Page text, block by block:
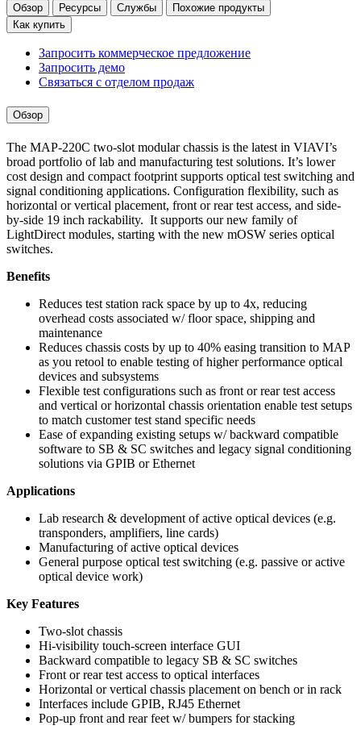
Обзор Ресурсы Службы
Похожие продукты
Как купить
Запросить коммерческое предложение
Запросить демо
Связаться с отделом продаж
Обзор
​The MAP-220C two-slot modular chassis is the latest in VIAVI’s
broad portfolio of lab and manufacturing test solutions. It’s lower
cost design and compact footprint supports optical test switching and
signal conditioning applications. Configuration flexibility, such as
horizontal or vertical placement, front or rear test access, and side-
by-side 19 inch rackability. It supports our new family of
LightDirect modules, starting with the new mOSW series optical
switches.
Benefits
Reduces test station rack space by up to 4x, reducing
overhead costs associated w/ floor space, shipping and
maintenance
Reduces chassis costs by up to 40% easing transition to MAP
as you retool to enable testing of higher performance optical
devices and subsystems
Flexible test configurations such as front or rear test access
and vertical or horizontal chassis orientation enable test setups
to match customer test stand specific needs
Ease of expanding existing setups w/ backward compatible
software to SB & SC switches and legacy signal conditioning
solutions via GPIB or Ethernet
Applications
Lab research & development of active optical devices (e.g.
transponders, amplifiers, line cards)
Manufacturing of active optical devices
General purpose optical test switching (e.g. passive or active
optical device work)
Key Features
Two-slot chassis
Hi-visibility touch-screen interface GUI
Backward compatible to legacy SB & SC switches
Front or rear test access to optical interfaces
Horizontal or vertical chassis placement on bench or in rack
Interfaces include GPIB, RJ45 Ethernet
Pop-up front and rear feet w/ bumpers for stacking